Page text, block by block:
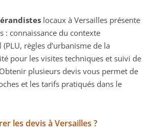
locaux à Versailles présente
: connaissance du contexte
règles d’urbanisme de la
pour les visites techniques et suivi de
plusieurs devis vous permet de
et les tarifs pratiqués dans le
les devis à Versailles ?